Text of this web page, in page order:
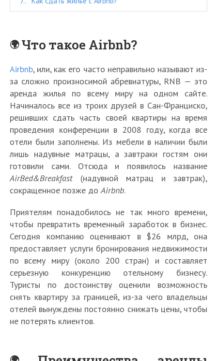
Что такое Airbnb?
Airbnb, или, как его часто неправильно называют из-
за сложно произносимой абревиатуры, RNB — это
аренда жилья по всему миру на одном сайте.
Начиналось все из троих друзей в Сан-Франциско,
решивших сдать часть своей квартиры на время
проведения конференции в 2008 году, когда все
отели были заполнены. Из мебели в наличии были
лишь надувные матрацы, а завтраки гостям они
готовили сами. Отсюда и появилось название
AirBed&Breakfast(надувной матрац и завтрак),
сокращенное позже доAirbnb.
Приятелям понадобилось не так много времени,
чтобы превратить временный заработок в бизнес.
Сегодня компанию оценивают в $26 млрд, она
предоставляет услуги бронирования недвижимости
по всему миру (около 200 стран) и составляет
серьезную конкуренцию отельному бизнесу.
Туристы по достоинству оценили возможность
снять квартиру за границей, из-за чего владельцы
отелей вынуждены постоянно снижать цены, чтобы
не потерять клиентов.